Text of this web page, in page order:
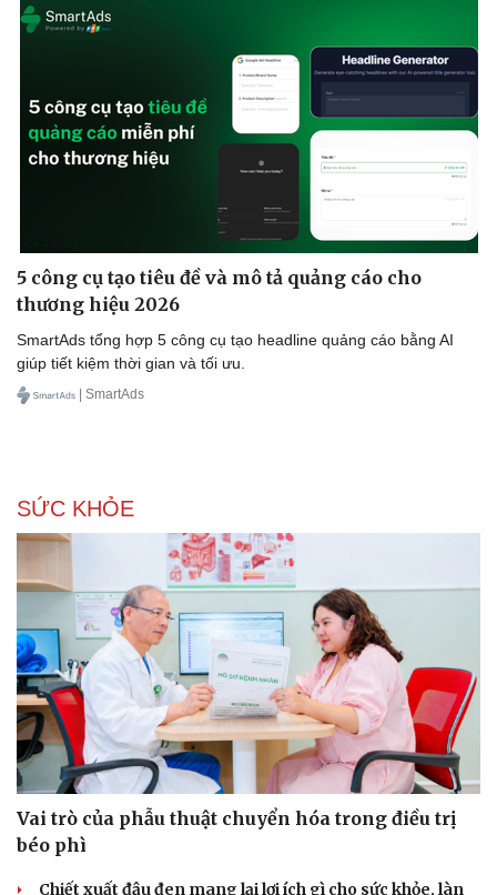
Sức khỏe
Dinh dưỡng - món ngon
Nam khoa
Làm đẹp - giảm cân
Phòng mạch online
Đời sống
Nhà đẹp
5 công cụ tạo tiêu đề và mô tả quảng cáo cho
thương hiệu 2026
SmartAds tổng hợp 5 công cụ tạo headline quảng cáo bằng AI
giúp tiết kiệm thời gian và tối ưu.
| SmartAds
SỨC KHỎE
Vai trò của phẫu thuật chuyển hóa trong điều trị
béo phì
Chiết xuất đậu đen mang lại lợi ích gì cho sức khỏe, làn